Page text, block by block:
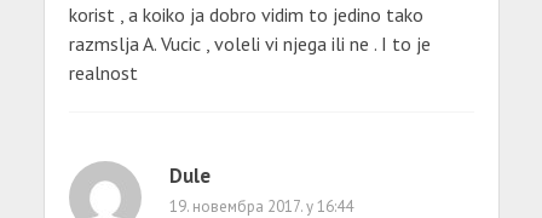
korist , a koiko ja dobro vidim to jedino tako
razmslja A. Vucic , voleli vi njega ili ne . I to je
realnost
Dule
19. новембра 2017. у 16:44